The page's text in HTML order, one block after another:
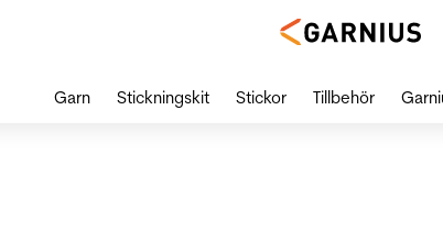
Garn Stickningskit Stickor Tillbehör